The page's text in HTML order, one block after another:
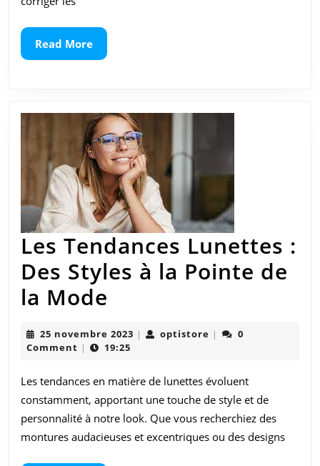
clair
et
pour
tous
!
Read MoreRead
More
Les Tendances Lunettes :
Des Styles à la Pointe de
la Mode
Tendances
Lunettes
:
Des
Styles
à
25 novembre 2023 25| optistore optistore
|
0
Comment | 19:25
Les tendances en matière de lunettes évoluent
constamment, apportant une touche de style et de
personnalité à notre look. Que vous recherchiez des
montures audacieuses et excentriques ou des designs